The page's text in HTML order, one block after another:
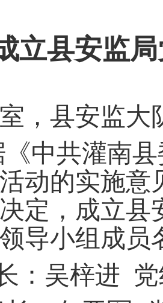
立县安监
， 县安监大
《中共灌南
动的实施意
定，成立
领导小组成员
：吴梓进